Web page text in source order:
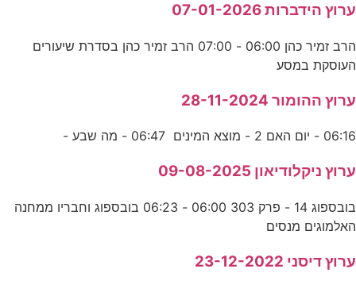
ערוץ הידברות 07-01-2026
הרב זמיר כהן 06:00 - 07:00 הרב זמיר כהן בסדרת שיעורים
העוסקת במסע
ערוץ ההומור 28-11-2024
06:16 - יום האם 2 - מוצא המינים 06:47 - מה שבע -
ערוץ ניקלודיאון 09-08-2025
בובספוג 14 - פרק 303 06:00 - 06:23 בובספוג וחבריו ממחנה
האלמוגים מנסים
ערוץ דיסני 23-12-2022